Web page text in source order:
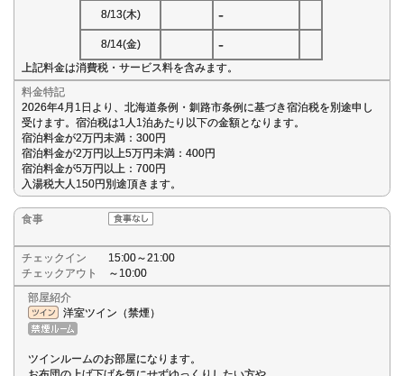
8/13(木) -
8/14(金) -
上記料金は消費税・サービス料を含みます。
料金特記
2026年4月1日より、北海道条例・釧路市条例に基づき宿泊税を別途申し
受けます。宿泊税は1人1泊あたり以下の金額となります。
宿泊料金が2万円未満：300円
宿泊料金が2万円以上5万円未満：400円
宿泊料金が5万円以上：700円
入湯税大人150円別途頂きます。
食事
チェックイン
15:00～21:00
チェックアウト
～10:00
部屋紹介
洋室ツイン（禁煙）
ツインルームのお部屋になります。